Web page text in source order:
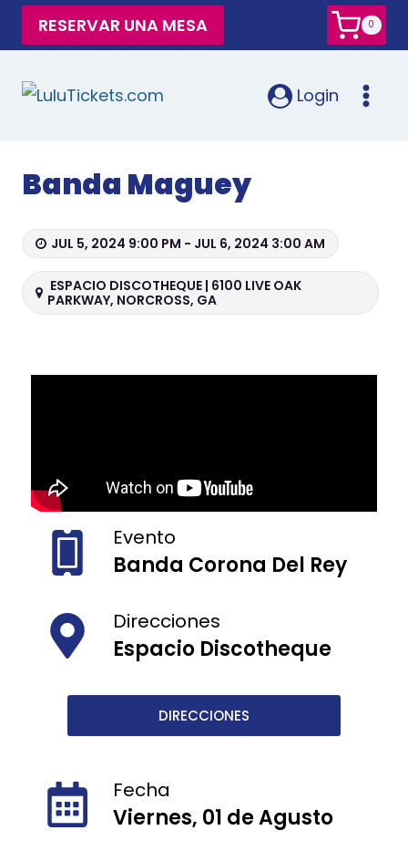
RESERVAR UNA MESA 0
Login
Banda Maguey
JUL 5, 2024 9:00 PM - JUL 6, 2024 3:00 AM
ESPACIO DISCOTHEQUE | 6100 LIVE OAK
PARKWAY, NORCROSS, GA
Evento
Banda Corona Del Rey
Direcciones
Espacio Discotheque
DIRECCIONES
Fecha
Viernes, 01 de Agusto